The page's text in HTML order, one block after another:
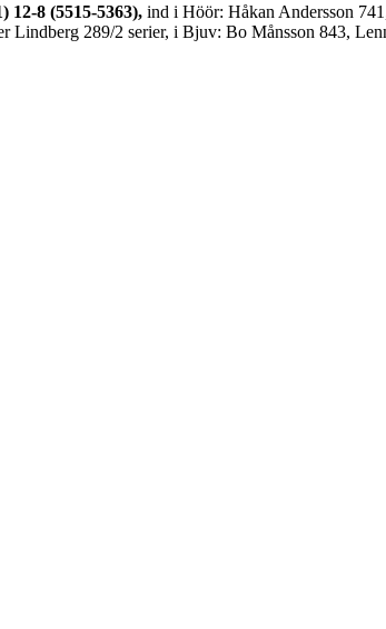
12-8 (5515-5363), ind i Höör: Håkan Andersson
Lindberg 289/2 serier, i Bjuv: Bo Månsson 843,